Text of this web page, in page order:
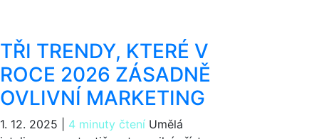
TŘI TRENDY, KTERÉ V
ROCE 2026 ZÁSADNĚ
OVLIVNÍ MARKETING
1. 12. 2025 4 minuty čtení Umělá